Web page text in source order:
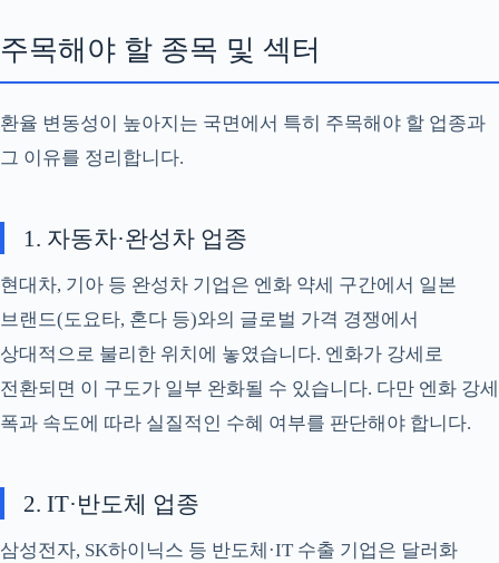
주목해야 할 종목 및 섹터
환율 변동성이 높아지는 국면에서 특히 주목해야 할 업종과
그 이유를 정리합니다.
1. 자동차·완성차 업종
현대차, 기아 등 완성차 기업은 엔화 약세 구간에서 일본
브랜드(도요타, 혼다 등)와의 글로벌 가격 경쟁에서
상대적으로 불리한 위치에 놓였습니다. 엔화가 강세로
전환되면 이 구도가 일부 완화될 수 있습니다. 다만 엔화 강세
폭과 속도에 따라 실질적인 수혜 여부를 판단해야 합니다.
2. IT·반도체 업종
삼성전자, SK하이닉스 등 반도체·IT 수출 기업은 달러화